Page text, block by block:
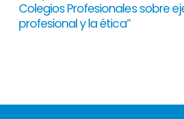
Colegios Profesionales sobre
profesional y la ética”